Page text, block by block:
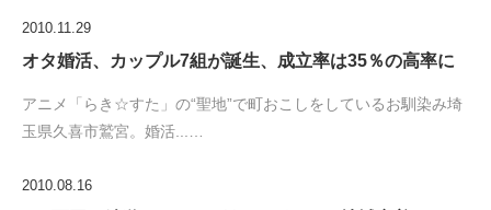
2010.11.29
オタ婚活、カップル7組が誕生、成立率は35％の高率に
アニメ「らき☆すた」の“聖地”で町おこしをしているお馴染み埼
玉県久喜市鷲宮。婚活...…
2010.08.16